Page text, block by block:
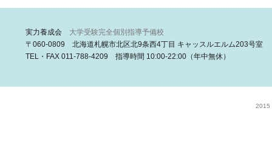
実力養成会 大学受験完全個別指導予備校
〒060-0809 北海道札幌市北区北9条西4丁目 キャッスルエルム203号室
TEL・FAX 011-788-4209 指導時間 10:00-22:00（年中無休）
2015